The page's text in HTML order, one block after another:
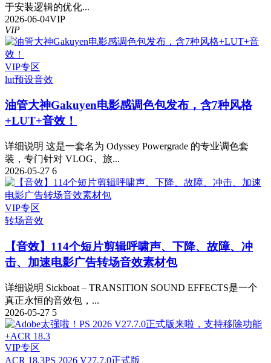
于安装逻辑的优化...
2026-06-04VIP
VIP
VIP专区
lut预设音效
油管大神Gakuyen电影感调色包发布，含7种风格
+LUT+音效！
详细说明 这是一套名为 Odyssey Powergrade 的专业调色套
装，专门针对 VLOG、旅...
2026-05-27 6
VIP专区
转场音效
【音效】114个短片剪辑呼啸声、下降、故障、冲
击、加速电影广告转场音效素材包
详细说明 Sickboat – TRANSITION SOUND EFFECTS是一个
真正永恒的音效包，...
2026-05-27 5
VIP专区
ACR 18.3PS 2026 V27.7.0正式版